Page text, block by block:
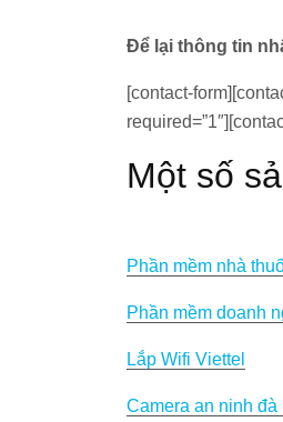
Để lại thông tin
[contact-
Một số
Phần mềm nhà
Phần mềm doanh
Lắp Wifi Viettel
Camera an ninh đà